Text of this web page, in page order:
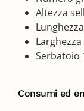
Altezza
Serbatoio
Consumi ed